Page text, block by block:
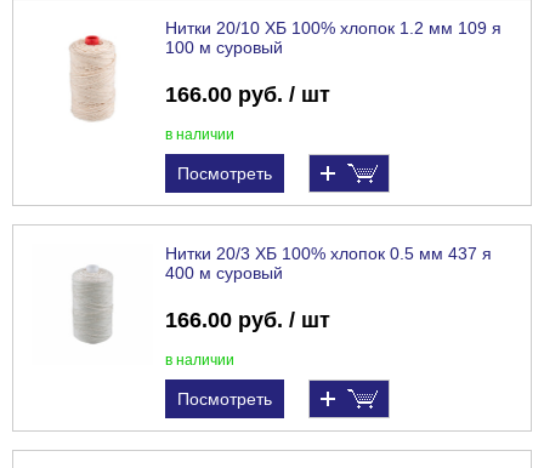
Нитки 20/10 ХБ 100% хлопок 1.2 мм 109 я
100 м суровый
166.00 руб. / шт
в наличии
Посмотреть
Нитки 20/3 ХБ 100% хлопок 0.5 мм 437 я
400 м суровый
166.00 руб. / шт
в наличии
Посмотреть